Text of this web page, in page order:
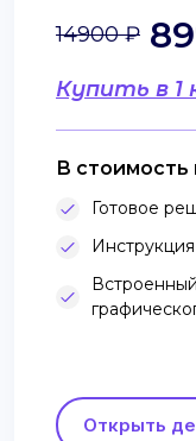
Купить в 1
14900 ₽
В стоимость
Готовое
Открыть